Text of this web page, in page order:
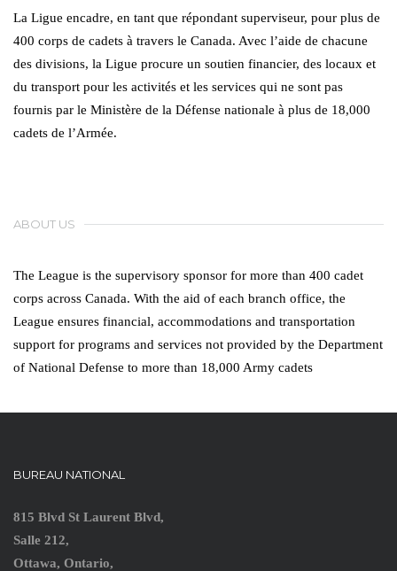
La Ligue encadre, en tant que répondant superviseur, pour plus de
400 corps de cadets à travers le Canada. Avec l’aide de chacune
des divisions, la Ligue procure un soutien financier, des locaux et
du transport pour les activités et les services qui ne sont pas
fournis par le Ministère de la Défense nationale à plus de 18,000
cadets de l’Armée.
ABOUT US
The League is the supervisory sponsor for more than 400 cadet
corps across Canada. With the aid of each branch office, the
League ensures financial, accommodations and transportation
support for programs and services not provided by the Department
of National Defense to more than 18,000 Army cadets
BUREAU NATIONAL
815 Blvd St Laurent Blvd,
Salle 212,
Ottawa, Ontario,